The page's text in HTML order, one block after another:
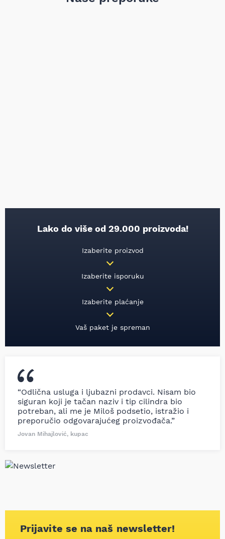
Lako do više od 29.000 proizvoda!
Izaberite proizvod
Izaberite isporuku
Izaberite plaćanje
Vaš paket je spreman
“Odlična usluga i ljubazni prodavci. Nisam bio
siguran koji je tačan naziv i tip cilindra bio
potreban, ali me je Miloš podsetio, istražio i
preporučio odgovarajućeg proizvođača.”
Jovan Mihajlović, kupac
Prijavite se na naš newsletter!